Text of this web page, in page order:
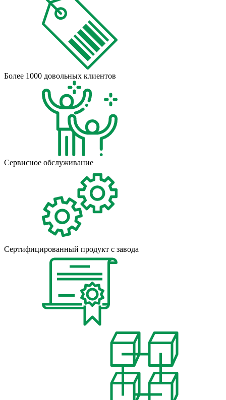
Более 1000 довольных клиентов
Сервисное обслуживание
Сертифицированный продукт с завода